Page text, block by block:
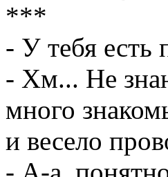
***
- У тебя есть
- Хм... Не
много
и весело